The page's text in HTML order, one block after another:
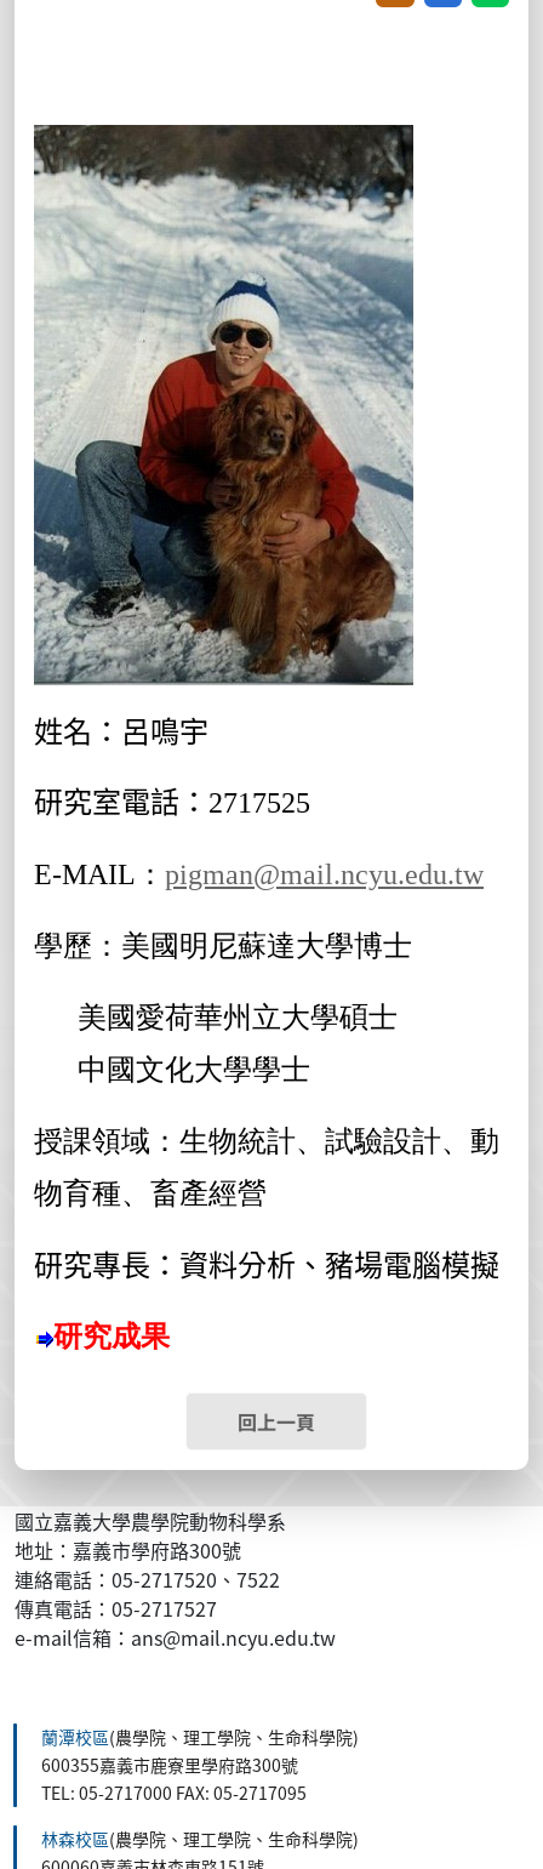
姓名：呂鳴宇
研究室電話： 2717525
E-MAIL： pigman@mail.ncyu.edu.tw
學歷：美國明尼蘇達大學博士
美國愛荷華州立大學碩士
中國文化大學學士
授課領域：生物統計、試驗設計、動
物育種、畜產經營
研究專長：資料分析、豬場電腦模擬
研究成果
回上一頁
國立嘉義大學農學院動物科學系
地址：嘉義市學府路300號
連絡電話：05-2717520、7522
傳真電話：05-2717527
e-mail信箱：ans@mail.ncyu.edu.tw
蘭潭校區(農學院、理工學院、生命科學院)
600355嘉義市鹿寮里學府路300號
TEL: 05-2717000 FAX: 05-2717095
林森校區(農學院、理工學院、生命科學院)